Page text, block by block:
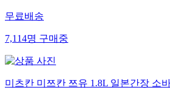
무료배송
7,114명 구매중
미츠칸 미쯔칸 쯔유 1.8L 일본간장 소